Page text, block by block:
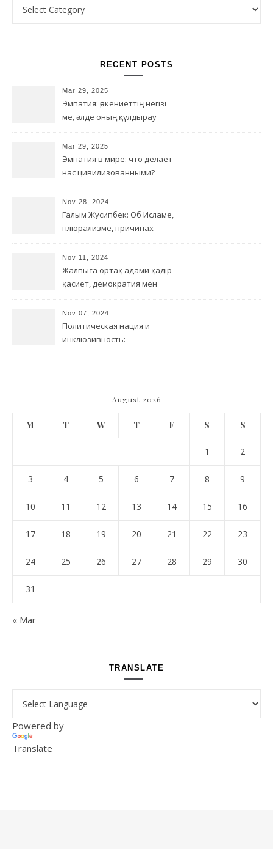
RECENT POSTS
Mar 29, 2025
Эмпатия: өркениеттің негізі
ме, әлде оның құлдырау
Mar 29, 2025
Эмпатия в мире: что делает
нас цивилизованными?
Nov 28, 2024
Галым Жусипбек: Об Исламе,
плюрализме, причинах
религиозным радикализмом
Nov 11, 2024
Жалпыға ортақ адами қадір-
қасиет, демократия мен
түсінік арасындағы
байланыс
Nov 07, 2024
Политическая нация и
инклюзивность:
August 2026
M T W T F S S
1 2
3 4 5 6 7 8 9
10 11 12 13 14 15 16
17 18 19 20 21 22 23
24 25 26 27 28 29 30
31
« Mar
TRANSLATE
Powered by
Translate